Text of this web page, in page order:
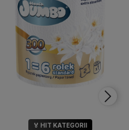
🏅 HIT KATEGORII